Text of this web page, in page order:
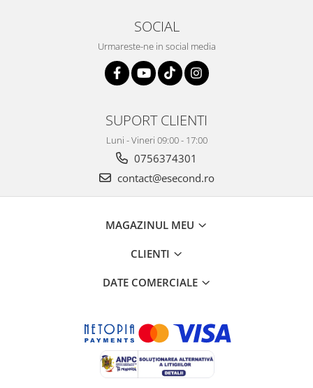
SOCIAL
Urmareste-ne in social media
SUPORT CLIENTI
Luni - Vineri 09:00 - 17:00
0756374301
contact@esecond.ro
MAGAZINUL MEU
CLIENTI
DATE COMERCIALE